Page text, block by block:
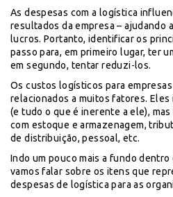
As despesas com a logística
resultados da empresa – ajudando
lucros. Portanto, identificar os
passo para, em primeiro lugar, ter
em segundo, tentar reduzi-los.
Os custos logísticos para
relacionados a muitos fatores.
(e tudo o que é inerente a ele),
com estoque e armazenagem,
de distribuição, pessoal, etc.
Indo um pouco mais a fundo
vamos falar sobre os itens que
despesas de logística para as